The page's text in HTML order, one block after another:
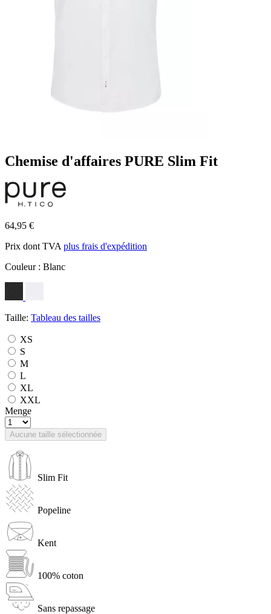
Chemise d'affaires PURE Slim Fit
64,95 €
Prix dont TVA plus frais d'expédition
Couleur : Blanc
Taille: Tableau des tailles
XS
S
M
L
XL
XXL
Menge
Aucune taille sélectionnée
Slim Fit
Popeline
Kent
100% coton
Sans repassage